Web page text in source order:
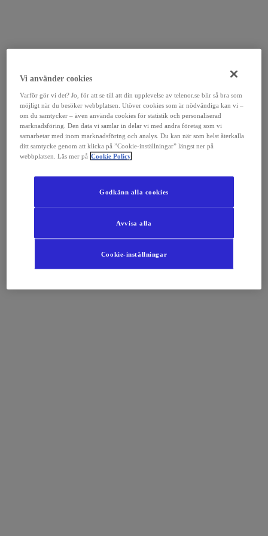
Vi använder cookies
Varför gör vi det? Jo, för att se till att din upplevelse av telenor.se blir så bra som
möjligt när du besöker webbplatsen. Utöver cookies som är nödvändiga kan vi –
om du samtycker – även använda cookies för statistik och personaliserad
marknadsföring. Den data vi samlar in delar vi med andra företag som vi
samarbetar med inom marknadsföring och analys. Du kan när som helst återkalla
ditt samtycke genom att klicka på ”Cookie-inställningar” längst ner på
webbplatsen. Läs mer på Cookie Policy
Cookie-inställningar
Avvisa alla
Godkänn alla cookies